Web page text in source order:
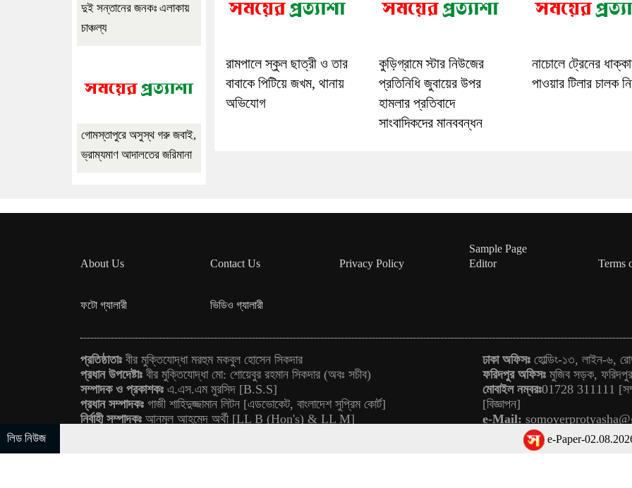
রামপালে স্কুল ছাত্রী ও তার
বাবাকে পিটিয়ে জখম, থানায়
অভিযোগ
কুড়িগ্রামে স্টার নিউজের
প্রতিনিধি জুবায়ের উপর
হামলার প্রতিবাদে
সাংবাদিকদের মানববন্ধন
নাচোলে ট্রেনের
পাওয়ার টিলার চালক
দুই সন্তানের জনকঃ এলাকায়
চাঞ্চল্য
গোমস্তাপুরে অসুস্থ গরু জবাই,
ভ্রাম্যমাণ আদালতের জরিমানা
About Us Contact Us Privacy Policy
Sample Page
Editor
Terms
ফটো গ্যালারী ভিডিও গ্যালারী
প্রতিষ্ঠাতাঃ বীর মুক্তিযোদ্ধা মরহুম মকবুল হোসেন সিকদার
প্রধান উপদেষ্টাঃ বীর মুক্তিযোদ্ধা মো: শোয়েবুর রহমান সিকদার (অবঃ সচীব)
সম্পাদক ও প্রকাশকঃ এ.এস.এম মুরসিদ [B.S.S]
প্রধান সম্পাদকঃ গাজী শাহিদুজ্জামান লিটন [এডভোকেট, বাংলাদেশ সুপ্রিম কোর্ট]
নির্বাহী সম্পাদকঃ আনমূল আহমেদ অর্থী [LL B (Hon's) & LL M]
ঢাকা অফিসঃ হোল্ডিং-১৩, লাইন-৬,
ফরিদপুর অফিসঃ মুজিব সড়ক,
মোবাইল নম্বরঃ01728 311111
[বিজ্ঞাপন]
e-Mail:
লিড নিউজ e-Paper-02.08.2026 আজ